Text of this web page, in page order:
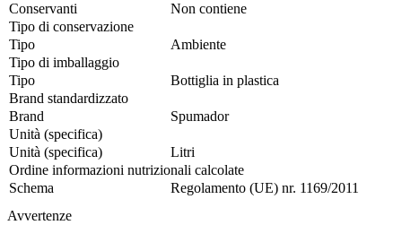
Conservanti
Non contiene
Tipo di conservazione
Tipo
Ambiente
Tipo di imballaggio
Tipo
Bottiglia in plastica
Brand standardizzato
Brand
Spumador
Unità (specifica)
Unità (specifica)
Litri
Ordine informazioni nutrizionali calcolate
Schema
Regolamento (UE) nr. 1169/2011
Avvertenze